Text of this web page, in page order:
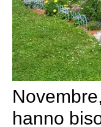
hanno